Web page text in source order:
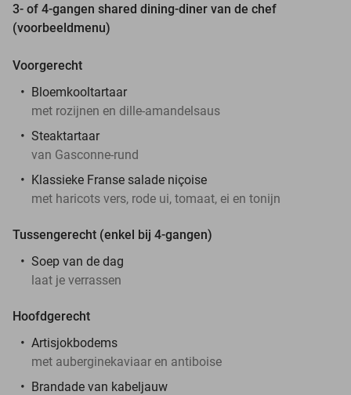
3- of 4-gangen shared dining-diner van de chef
(voorbeeldmenu)
Voorgerecht
Bloemkooltartaar
met rozijnen en dille-amandelsaus
Steaktartaar
van Gasconne-rund
Klassieke Franse salade niçoise
met haricots vers, rode ui, tomaat, ei en tonijn
Tussengerecht (enkel bij 4-gangen)
Soep van de dag
laat je verrassen
Hoofdgerecht
Artisjokbodems
met auberginekaviaar en antiboise
Brandade van kabeljauw